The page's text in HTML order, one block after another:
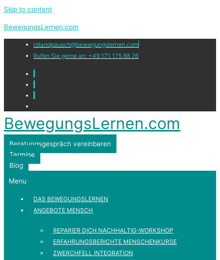
Skip to content
BewegungsLernen.com
rolandpausch@bewegungslernen.com
Rufen Sie gerne an: +49 171 175 88 26
BewegungsLernen.com
Beratungsgespräch vereinbaren
Termine
Blog
Menu
DAS BEWEGUNGSLERNEN
ANGEBOTE MENSCH
REPARIER DICH NACHHALTIG-WORKSHOP
ERFAHRUNGSBERICHTE MENSCHENKURSE
ZWERCHFELL INTEGRATION